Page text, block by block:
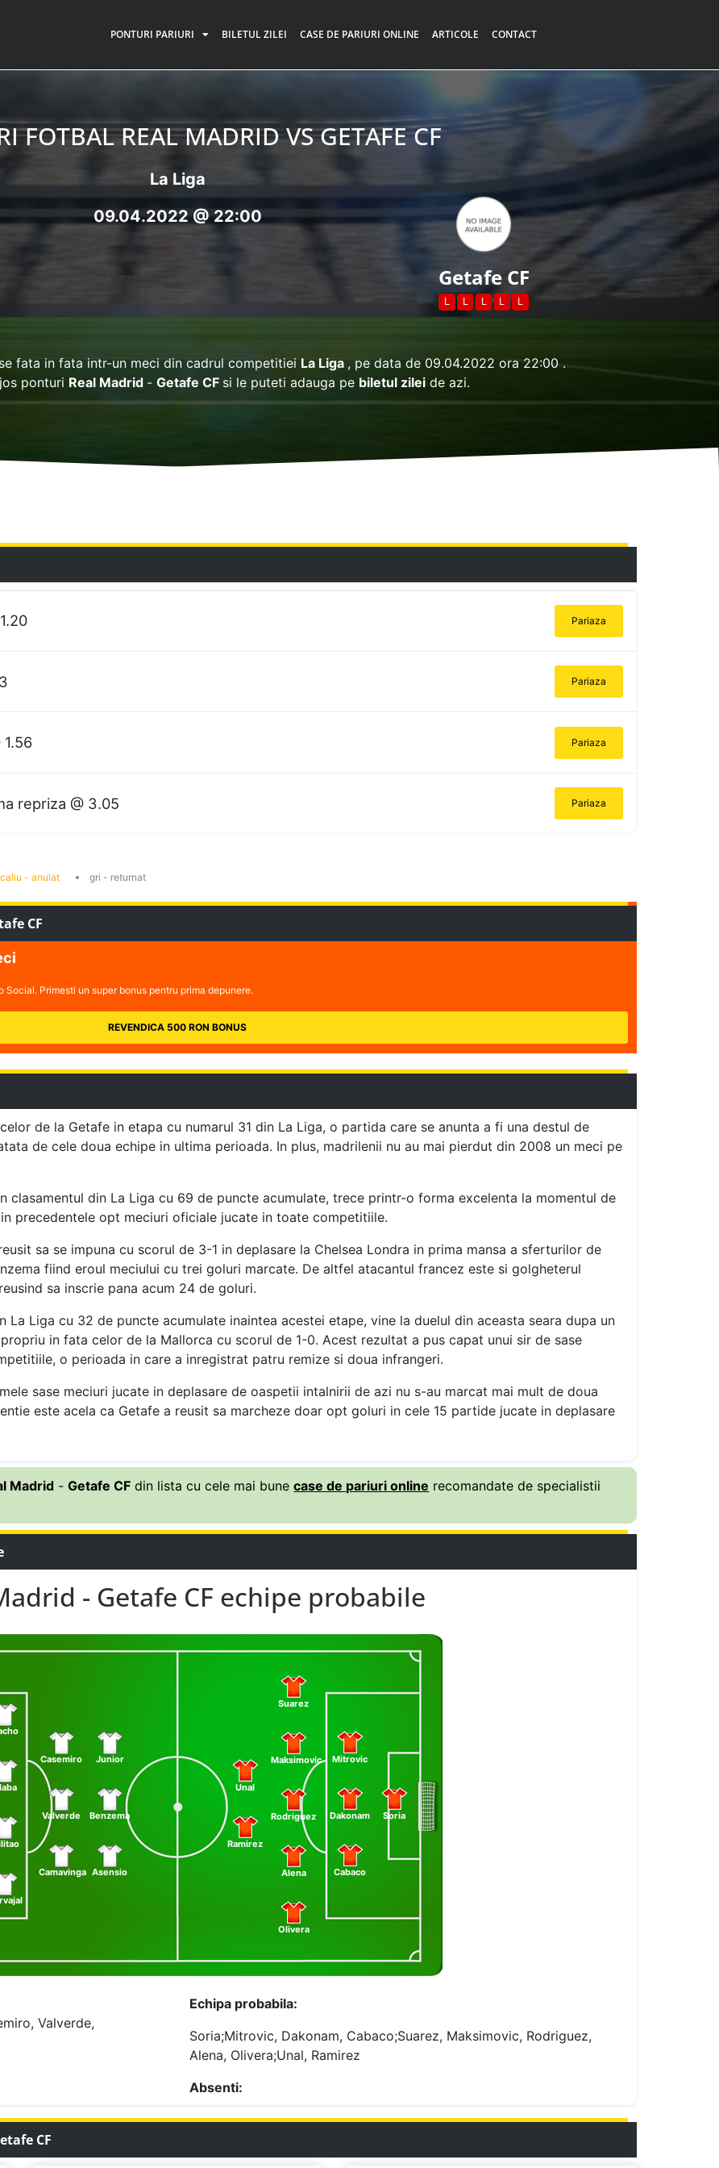
PONTURI PARIURI BILETUL ZILEI CASE DE PARIURI ONLINE ARTICOLE CONTACT
FOTBAL REAL MADRID VS GETAFE CF
La Liga
09.04.2022 @ 22:00
Getafe CF
L L L L L
fata in fata intr-un meci din cadrul competitiei La Liga , pe data de 09.04.2022 ora 22:00 .
ponturi Real Madrid - Getafe CF si le puteti adauga pe biletul zilei de azi.
Pariaza
Pariaza
Pariaza
repriza @ 3.05 Pariaza
- anulat gri - returnat
CF
Primesti un super bonus pentru prima depunere.
REVENDICA 500 RON BONUS
de la Getafe in etapa cu numarul 31 din La Liga, o partida care se anunta a fi una destul de
de cele doua echipe in ultima perioada. In plus, madrilenii nu au mai pierdut din 2008 un meci pe
clasamentul din La Liga cu 69 de puncte acumulate, trece printr-o forma excelenta la momentul de
precedentele opt meciuri oficiale jucate in toate competitiile.
sa se impuna cu scorul de 3-1 in deplasare la Chelsea Londra in prima mansa a sferturilor de
fiind eroul meciului cu trei goluri marcate. De altfel atacantul francez este si golgheterul
sa inscrie pana acum 24 de goluri.
La Liga cu 32 de puncte acumulate inaintea acestei etape, vine la duelul din aceasta seara dupa un
in fata celor de la Mallorca cu scorul de 1-0. Acest rezultat a pus capat unui sir de sase
o perioada in care a inregistrat patru remize si doua infrangeri.
sase meciuri jucate in deplasare de oaspetii intalnirii de azi nu s-au marcat mai mult de doua
este acela ca Getafe a reusit sa marcheze doar opt goluri in cele 15 partide jucate in deplasare
Madrid -Getafe CF din lista cu cele mai bunecase de pariuri online recomandate de specialistii
- Getafe CF echipe probabile
Casemiro
Valverde
Camavinga
Junior
Benzema
Asensio
Soria
Mitrovic
Dakonam
Cabaco
Suarez
Maksimovic
Rodriguez
Alena
Olivera
Unal
Ramirez
Valverde,
Echipa probabila:
Soria;Mitrovic, Dakonam, Cabaco;Suarez, Maksimovic, Rodriguez,
Alena, Olivera;Unal, Ramirez
Absenti:
CF